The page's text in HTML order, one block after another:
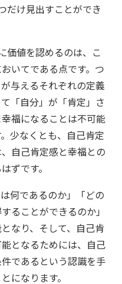
だけ見出すことができ
価値を認めるのは、こ
いてである点です。つ
与えるそれぞれの定義
「自分」が「肯定」さ
福になることは不可能
少なくとも、自己肯定
自己肯定感と幸福との
ずです。
何であるのか」「どの
ることができるのか」
なり、そして、自己肯
となるためには、自己
であるという認識を手
になります。